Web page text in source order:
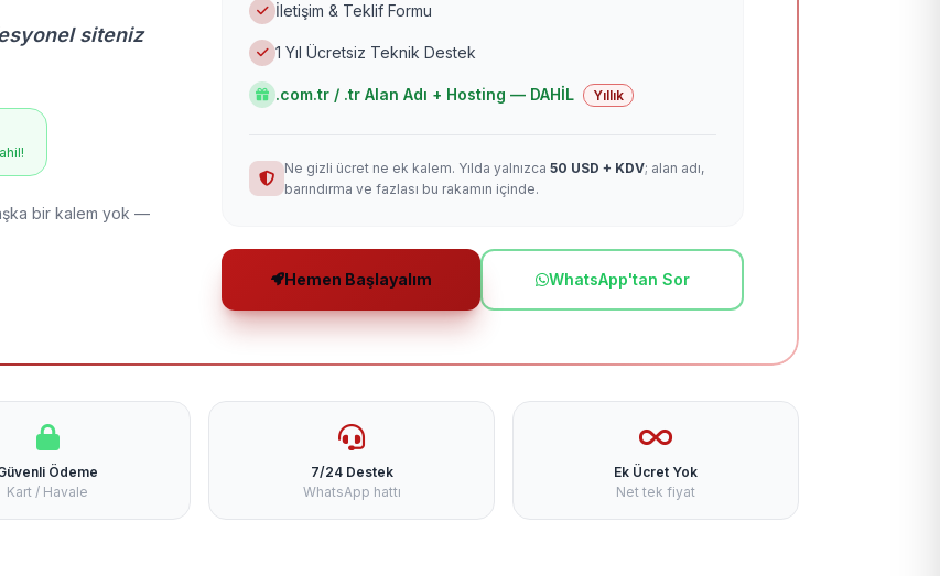
siteniz
bir kalem yok —
İletişim & Teklif Formu
1 Yıl Ücretsiz Teknik Destek
.com.tr / .tr Alan Adı + Hosting — DAHİL Yıllık
Ne gizli ücret ne ek kalem. Yılda yalnızca 50 USD + KDV; alan adı,
barındırma ve fazlası bu rakamın içinde.
Hemen Başlayalım WhatsApp'tan Sor
Ödeme
Kart / Havale
7/24 Destek
WhatsApp hattı
Ek Ücret Yok
Net tek fiyat